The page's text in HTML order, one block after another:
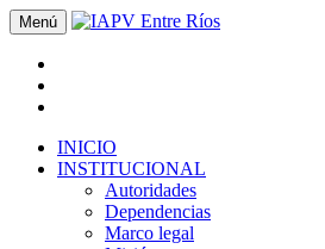
Menú
INICIO
INSTITUCIONAL
Autoridades
Dependencias
Marco legal